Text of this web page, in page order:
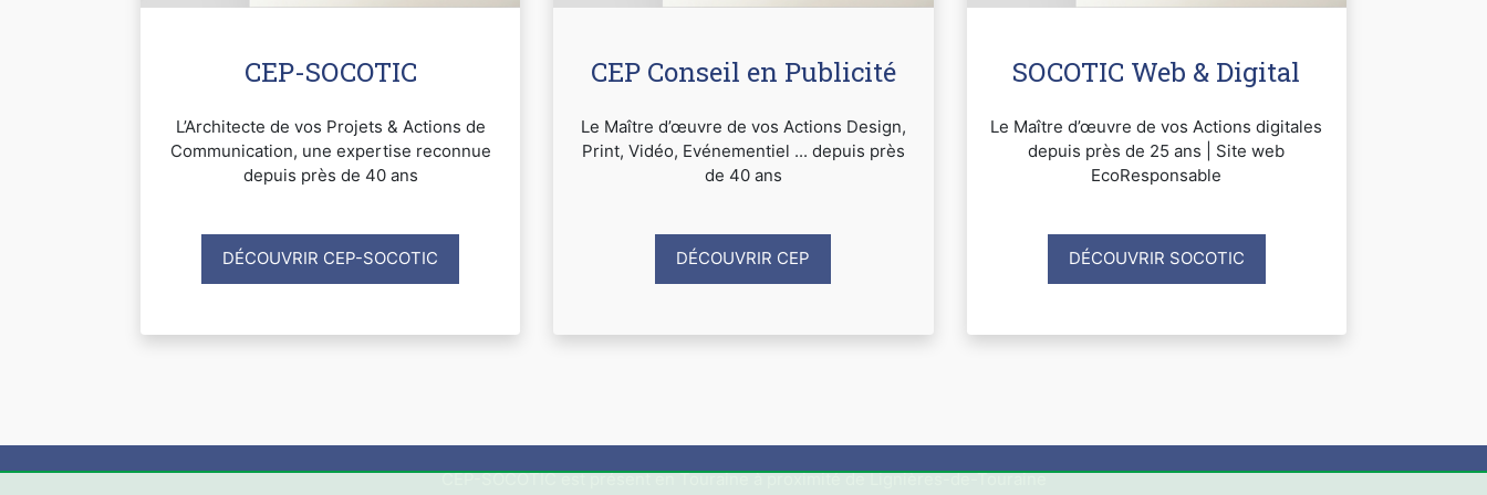
CEP-SOCOTIC
L’Architecte de vos Projets & Actions de
Communication, une expertise reconnue
depuis près de 40 ans
DÉCOUVRIR CEP-SOCOTIC
CEP Conseil en Publicité
Le Maître d’œuvre de vos Actions Design,
Print, Vidéo, Evénementiel ... depuis près
de 40 ans
DÉCOUVRIR CEP
SOCOTIC Web & Digital
Le Maître d’œuvre de vos Actions digitales
depuis près de 25 ans | Site web
EcoResponsable
DÉCOUVRIR SOCOTIC
CEP-SOCOTIC est présent en Touraine à proximité de Lignières-de-Touraine